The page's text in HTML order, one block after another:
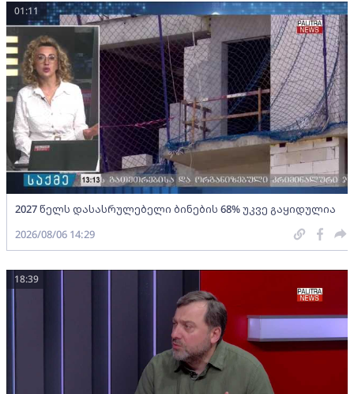
2027 წელს დასასრულებელი ბინების 68% უკვე გაყიდულია
01:11
2026/08/06 14:29
18:39